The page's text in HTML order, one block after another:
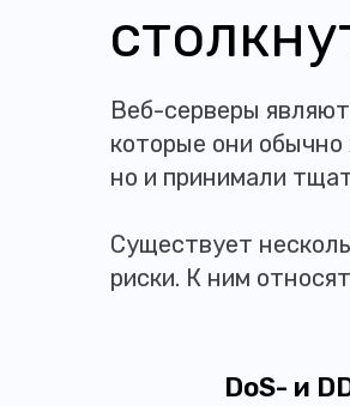
Веб-серверы
которые они
но и принимали
Существует
риски. К ним
DoS- и